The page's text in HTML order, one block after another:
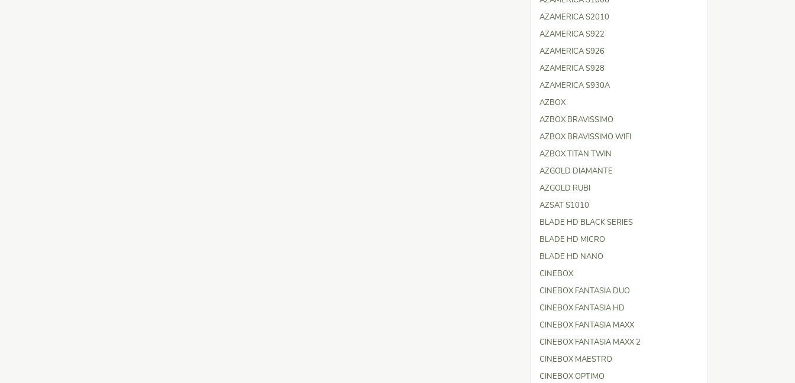
AZAMERICA S2010
AZAMERICA S922
AZAMERICA S926
AZAMERICA S928
AZAMERICA S930A
AZBOX
AZBOX BRAVISSIMO
AZBOX BRAVISSIMO WIFI
AZBOX TITAN TWIN
AZGOLD DIAMANTE
AZGOLD RUBI
AZSAT S1010
BLADE HD BLACK SERIES
BLADE HD MICRO
BLADE HD NANO
CINEBOX
CINEBOX FANTASIA DUO
CINEBOX FANTASIA HD
CINEBOX FANTASIA MAXX
CINEBOX FANTASIA MAXX 2
CINEBOX MAESTRO
CINEBOX OPTIMO